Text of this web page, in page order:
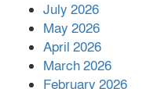
July 2026
May 2026
April 2026
March 2026
February 2026